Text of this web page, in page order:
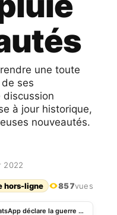
une toute
ses
discussion
à jour historique,
nouveautés.
2022
hors-ligne 857vues
Réseaux sociaux: WhatsApp déclare la guerre à ses concurrents avec une pluie de nouveautés